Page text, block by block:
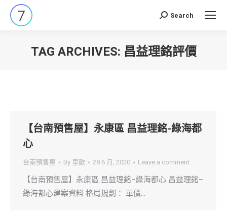
Search:
Search
TAG ARCHIVES: 昌益理銘評價
【台南預售屋】永康區 昌益理銘-綠海都
心
台南預售屋 By 里歐 28 6 月, 2020 Leave a comment
【台南預售屋】永康區 昌益理銘–綠海都心 昌益理銘–
綠海都心建案資料 格局規劃： 單價…